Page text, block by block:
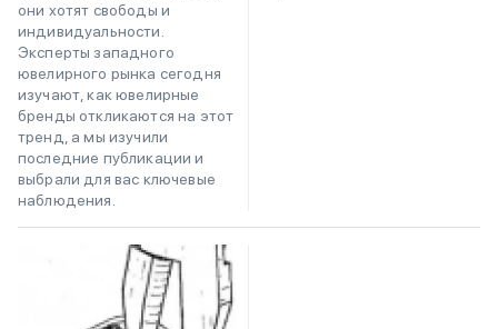
они хотят свободы и
индивидуальности.
Эксперты западного
ювелирного рынка сегодня
изучают, как ювелирные
бренды откликаются на этот
тренд, а мы изучили
последние публикации и
выбрали для вас ключевые
наблюдения.